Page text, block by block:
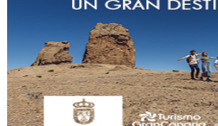
Gato manso encontrado
Este gato macho ha aparecido en la calle hace menos
manso y extremadamente cari...
Leales.org » Gran Canaria | 9.7.2025